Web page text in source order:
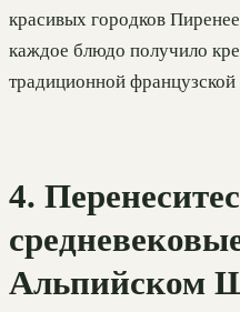
красивых городков
каждое блюдо получило
традиционной французской
4.
Альпийском